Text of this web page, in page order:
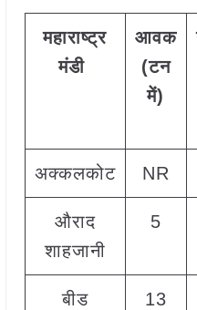
महाराष्ट्र
मंडी
आवक
(टन
में)
अक्कलकोट NR
औराद
शाहजानी
5
बीड 13